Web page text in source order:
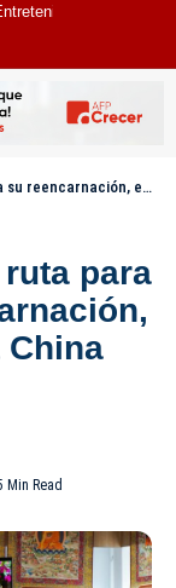
en un claro desafío a China
para
China
Min Read